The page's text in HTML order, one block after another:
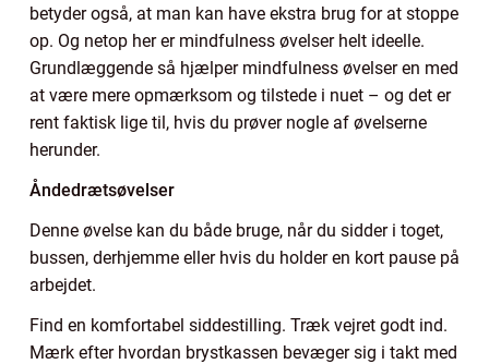
betyder også, at man kan have ekstra brug for at stoppe
op. Og netop her er mindfulness øvelser helt ideelle.
Grundlæggende så hjælper mindfulness øvelser en med
at være mere opmærksom og tilstede i nuet – og det er
rent faktisk lige til, hvis du prøver nogle af øvelserne
herunder.
Åndedrætsøvelser
Denne øvelse kan du både bruge, når du sidder i toget,
bussen, derhjemme eller hvis du holder en kort pause på
arbejdet.
Find en komfortabel siddestilling. Træk vejret godt ind.
Mærk efter hvordan brystkassen bevæger sig i takt med